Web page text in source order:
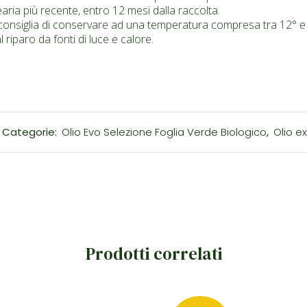
più recente, entro 12 mesi dalla raccolta.
di conservare ad una temperatura compresa tra 12° e
riparo da fonti di luce e calore.
Categorie: Olio Evo Selezione Foglia Verde Biologico, Olio
Prodotti correlati